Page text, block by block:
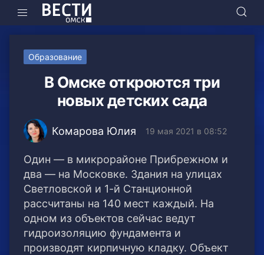
Образование
В Омске откроются три
новых детских сада
Комарова Юлия 19 мая 2021 в 08:52
Один — в микрорайоне Прибрежном и
два — на Московке. Здания на улицах
Светловской и 1-й Станционной
рассчитаны на 140 мест каждый. На
одном из объектов сейчас ведут
гидроизоляцию фундамента и
производят кирпичную кладку. Объект